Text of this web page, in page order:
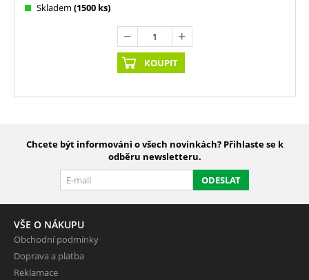
Skladem (1500 ks)
KOUPIT
Chcete být informováni o všech novinkách? Přihlaste se k
odběru newsletteru.
ODESLAT
VŠE O NÁKUPU
Obchodní podmínky
Doprava a platba
Reklamace